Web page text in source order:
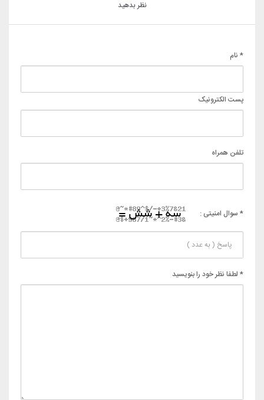
نظر بدهید
* نام
پست الکترونیک
تلفن همراه
* سوال امنیتی :
* لطفا نظر خود را بنویسید